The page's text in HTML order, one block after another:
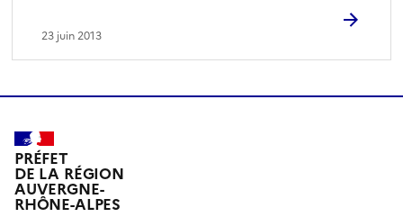
23 juin 2013
PRÉFET
DE LA RÉGION
AUVERGNE-
RHÔNE-ALPES